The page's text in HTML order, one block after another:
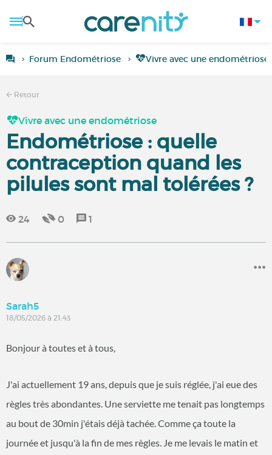
Forum Endométriose Vivre avec une endométriose
Retour
Vivre avec une endométriose
Endométriose : quelle
contraception quand les
pilules sont mal tolérées ?
24 0 1
Sarah5
18/05/2026 à 21:43
Bonjour à toutes et à tous,
J'ai actuellement 19 ans, depuis que je suis réglée, j'ai eue des
règles très abondantes. Une serviette me tenait pas longtemps
au bout de 30min j'étais déjà tachée. Comme ça toute la
journée et jusqu'à la fin de mes règles. Je me levais le matin et